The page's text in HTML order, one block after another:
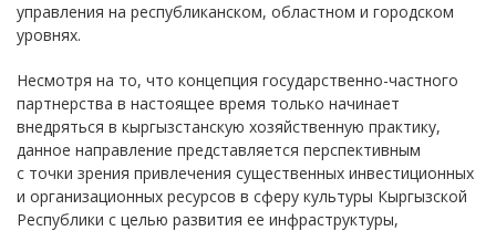
управления на республиканском, областном и городском
уровнях.
Несмотря на то, что концепция государственно-частного
партнерства в настоящее время только начинает
внедряться в кыргызстанскую хозяйственную практику,
данное направление представляется перспективным
с точки зрения привлечения существенных инвестиционных
и организационных ресурсов в сферу культуры Кыргызской
Республики с целью развития ее инфраструктуры,